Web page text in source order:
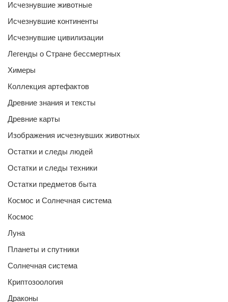
Исчезнувшие животные
Исчезнувшие континенты
Исчезнувшие цивилизации
Легенды о Стране бессмертных
Химеры
Коллекция артефактов
Древние знания и тексты
Древние карты
Изображения исчезнувших животных
Остатки и следы людей
Остатки и следы техники
Остатки предметов быта
Космос и Солнечная система
Космос
Луна
Планеты и спутники
Солнечная система
Криптозоология
Драконы